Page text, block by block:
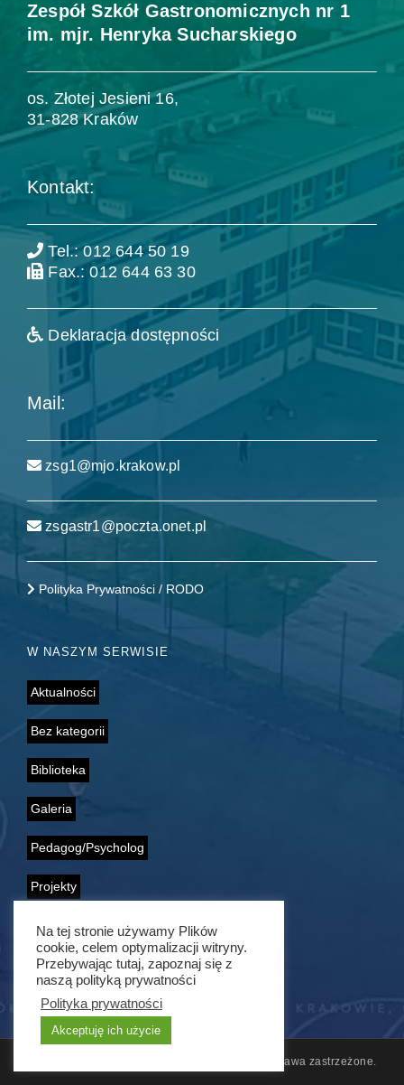
Zespół Szkół Gastronomicznych nr 1
im. mjr. Henryka Sucharskiego
os. Złotej Jesieni 16,
31-828 Kraków
Kontakt:
Tel.: 012 644 50 19
Fax.: 012 644 63 30
Deklaracja dostępności
Mail:
zsg1@mjo.krakow.pl
zsgastr1@poczta.onet.pl
Polityka Prywatności / RODO
W NASZYM SERWISIE
Aktualności
Bez kategorii
Biblioteka
Galeria
Pedagog/Psycholog
Projekty
Samorząd Uczniowski
Wolontariat
© 2011 - 2021 ZSG nr 1 w Krakowie. Wszelkie prawa zastrzeżone.
Na tej stronie używamy Plików
cookie, celem optymalizacji witryny.
Przebywając tutaj, zapoznaj się z
naszą polityką prywatności
Polityka prywatności
Akceptuję ich użycie